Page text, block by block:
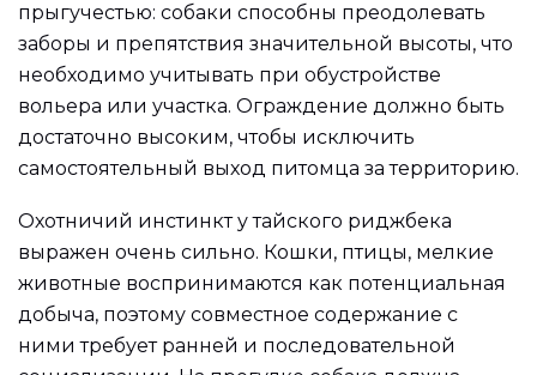
прыгучестью: собаки способны преодолевать
заборы и препятствия значительной высоты, что
необходимо учитывать при обустройстве
вольера или участка. Ограждение должно быть
достаточно высоким, чтобы исключить
самостоятельный выход питомца за территорию.
Охотничий инстинкт у тайского риджбека
выражен очень сильно. Кошки, птицы, мелкие
животные воспринимаются как потенциальная
добыча, поэтому совместное содержание с
ними требует ранней и последовательной